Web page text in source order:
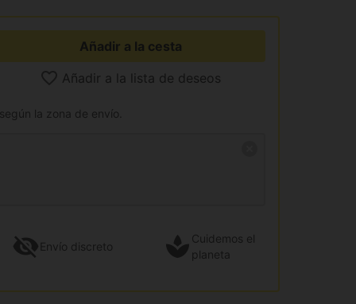
Añadir a la cesta
Añadir a la lista de deseos
la zona de envío.
Envío discreto
Cuidemos el
planeta